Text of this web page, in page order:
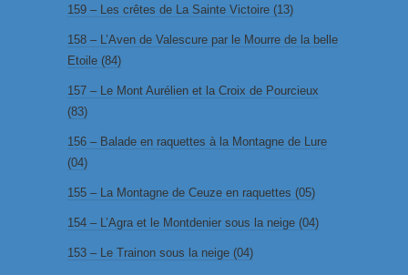
159 – Les crêtes de La Sainte Victoire (13)
158 – L’Aven de Valescure par le Mourre de la belle
Etoile (84)
157 – Le Mont Aurélien et la Croix de Pourcieux
(83)
156 – Balade en raquettes à la Montagne de Lure
(04)
155 – La Montagne de Ceuze en raquettes (05)
154 – L’Agra et le Montdenier sous la neige (04)
153 – Le Trainon sous la neige (04)